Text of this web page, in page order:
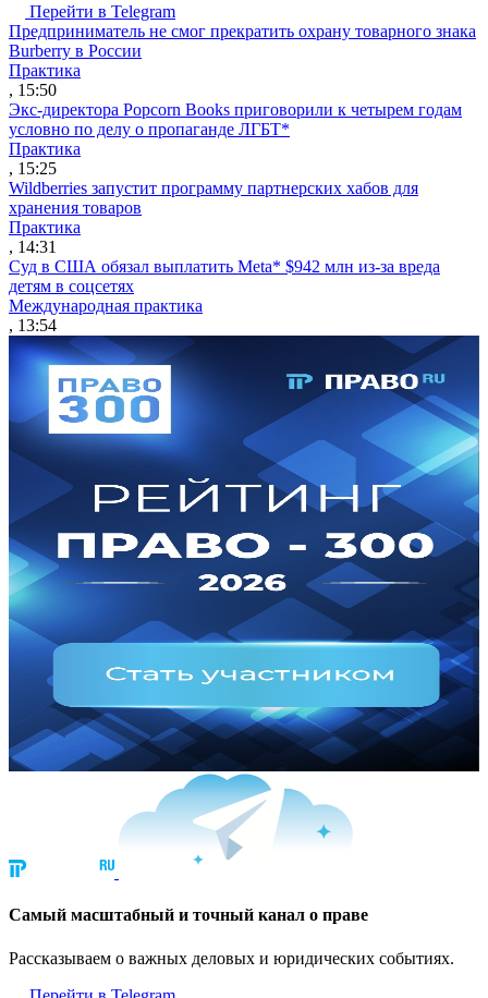
Перейти в Telegram
Предприниматель не смог прекратить охрану товарного знака
Burberry в России
Практика
, 15:50
Экс-директора Popcorn Books приговорили к четырем годам
условно по делу о пропаганде ЛГБТ*
Практика
, 15:25
Wildberries запустит программу партнерских хабов для
хранения товаров
Практика
, 14:31
Суд в США обязал выплатить Meta* $942 млн из-за вреда
детям в соцсетях
Международная практика
, 13:54
Cамый масштабный и точный канал о праве
Рассказываем о важных деловых и юридических событиях.